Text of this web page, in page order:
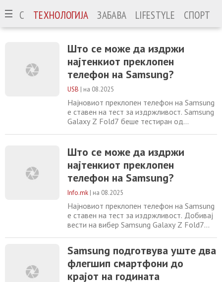
ТЕХНОЛОГИЈА ЗАБАВА LIFESTYLE СПОРТ
Што се може да издржи
најтенкиот преклопен
телефон на Samsung?
USB | на 08.2025
Најновиот преклопен телефон на Samsung
е ставен на тест за издржливост. Samsung
Galaxy Z Fold7 беше тестиран од
ентузијастот зад овие неконвенционални
тестови на мобилни уреди, го тестираше Z
Fold7 на вообичаените тестови за
гребење и горење на екранот, како и на
Што се може да издржи
најтенкиот преклопен
телефон на Samsung?
Info.mk | на 08.2025
Најновиот преклопен телефон на Samsung
е ставен на тест за издржливост. Добивај
вести на вибер Samsung Galaxy Z Fold7
ентузијастот зад овие неконвенционални
тестови на мобилни уреди, го тестираше Z
Fold7 на вообичаените тестови за
Samsung подготвува уште два
флегшип смартфони до
крајот на годината